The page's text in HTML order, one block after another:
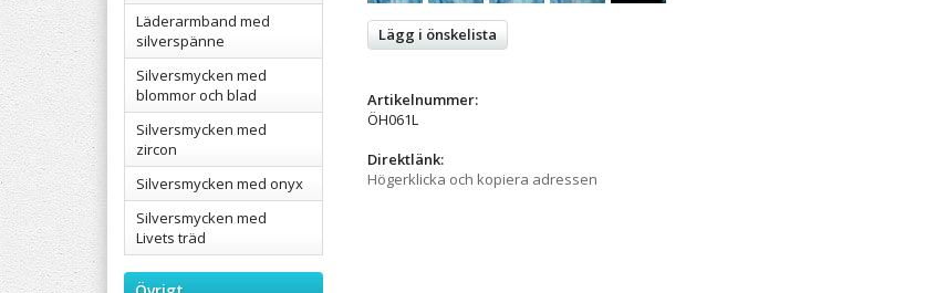
Läderarmband med
silverspänne
Silversmycken med
blommor och blad
Silversmycken med
zircon
Silversmycken med onyx
Silversmycken med
Livets träd
Lägg i önskelista
Artikelnummer:
ÖH061L
Direktlänk:
Högerklicka och kopiera adressen